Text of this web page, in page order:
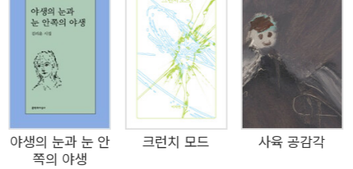
은 곳을 향해 나아간다. “매일 살고 다시 슬픈 우리는 모두가
주인공이었던 것입니다” “고통과 상처를 감지하는 예리한
촉수”(안미옥, 추천사)로 세상을 바라보는 시인은 쉽게 눈에
띄지 않는 곳까지 들여다보며 “통증 없이도 이토록 멍들 수
있는”(「충돌 지점」) 불완전한 세계의 아픔을 직시한다. 그러
나 고통받는 이들의 “통곡은 몸에서 멀고”(「나의 실패」), 타
자의 고통을 지각할 수 있다고 해서 그들의 상처를 온전히
야생의 눈과 눈 안
쪽의 야생
크런치 모드 사육 공감각